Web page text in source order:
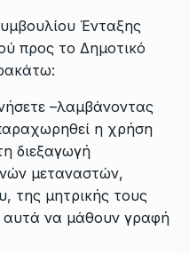
Ένταξης
προς το Δημοτικό
–λαμβάνοντας
η χρήση
διεξαγωγή
μεταναστών,
της μητρικής τους
να μάθουν γραφή